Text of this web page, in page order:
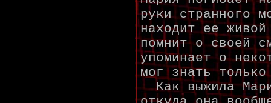
руки странного
находит ее
помнит о своей
упоминает о
мог знать
Как выжила